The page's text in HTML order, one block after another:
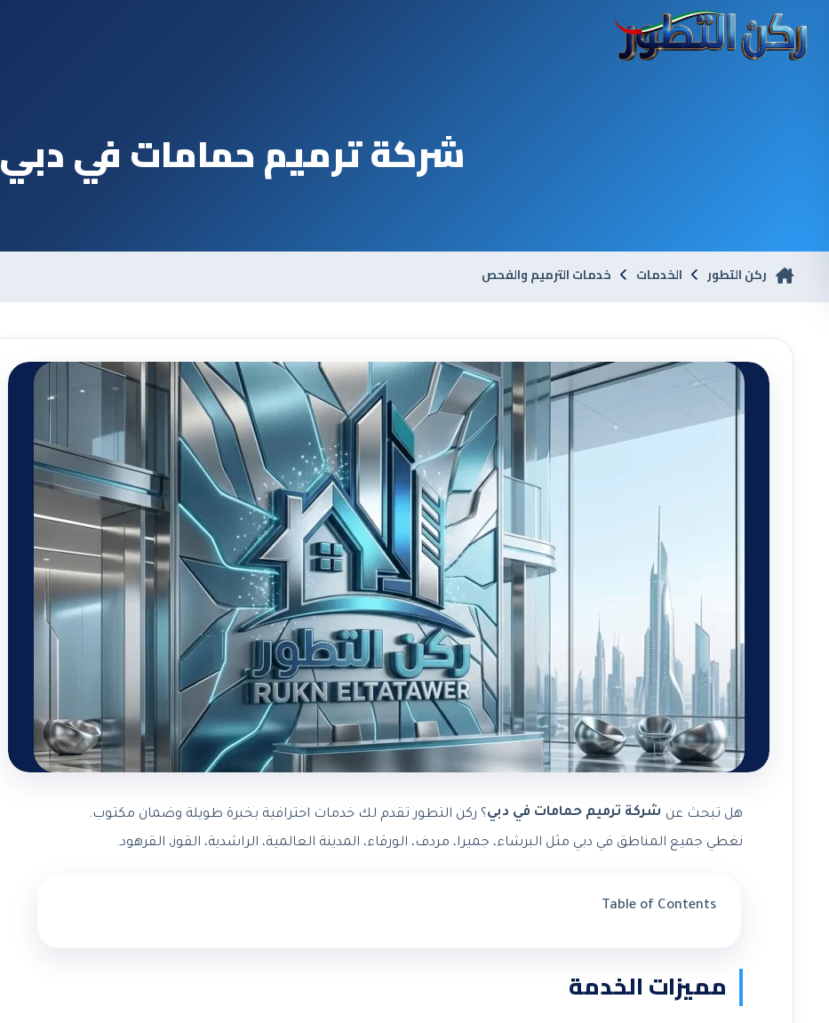
شركة ترميم حمامات في دبي
ركن التطور الخدمات خدمات الترميم والفحص
هل تبحث عن شركة ترميم حمامات في دبي؟ ركن التطور تقدم لك خدمات احترافية بخبرة طويلة وضمان مكتوب.
نغطي جميع المناطق في دبي مثل البرشاء، جميرا، مردف، الورقاء، المدينة العالمية، الراشدية، القوز، القرهود.
Table of Contents
مميزات الخدمة